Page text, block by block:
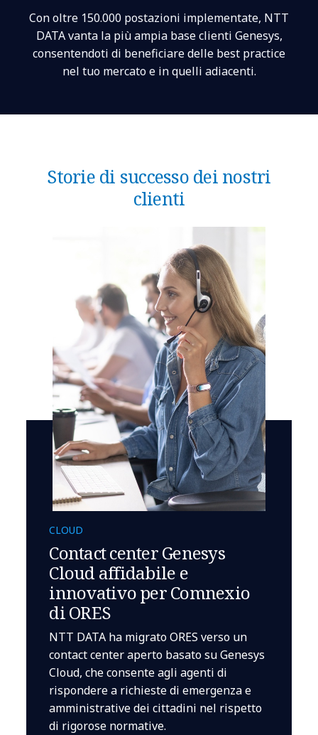
Con oltre 150.000 postazioni implementate, NTT
DATA vanta la più ampia base clienti Genesys,
consentendoti di beneficiare delle best practice
nel tuo mercato e in quelli adiacenti.
Storie di successo dei nostri
clienti
CLOUD
Contact center Genesys
Cloud affidabile e
innovativo per Comnexio
di ORES
NTT DATA ha migrato ORES verso un
contact center aperto basato su Genesys
Cloud, che consente agli agenti di
rispondere a richieste di emergenza e
amministrative dei cittadini nel rispetto
di rigorose normative.